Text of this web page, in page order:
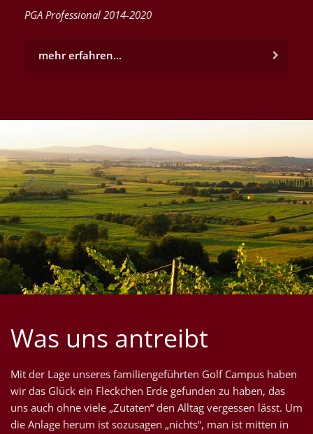
PGA Professional 2014-2020
mehr erfahren...
Was uns antreibt
Mit der Lage unseres familiengeführten Golf Campus haben
wir das Glück ein Fleckchen Erde gefunden zu haben, das
uns auch ohne viele „Zutaten“ den Alltag vergessen lässt. Um
die Anlage herum ist sozusagen „nichts“, man ist mitten in